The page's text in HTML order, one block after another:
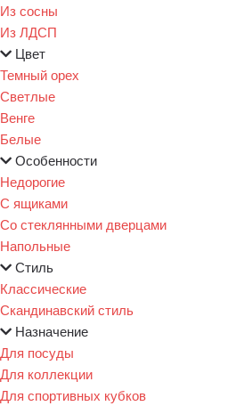
Из сосны
Из ЛДСП
Цвет
Темный орех
Светлые
Венге
Белые
Особенности
Недорогие
С ящиками
Со стеклянными дверцами
Напольные
Стиль
Классические
Скандинавский стиль
Назначение
Для посуды
Для коллекции
Для спортивных кубков